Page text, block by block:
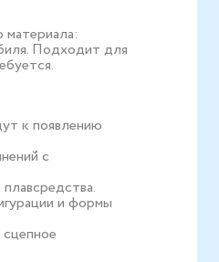
Подходит для
к появлению
с
и формы